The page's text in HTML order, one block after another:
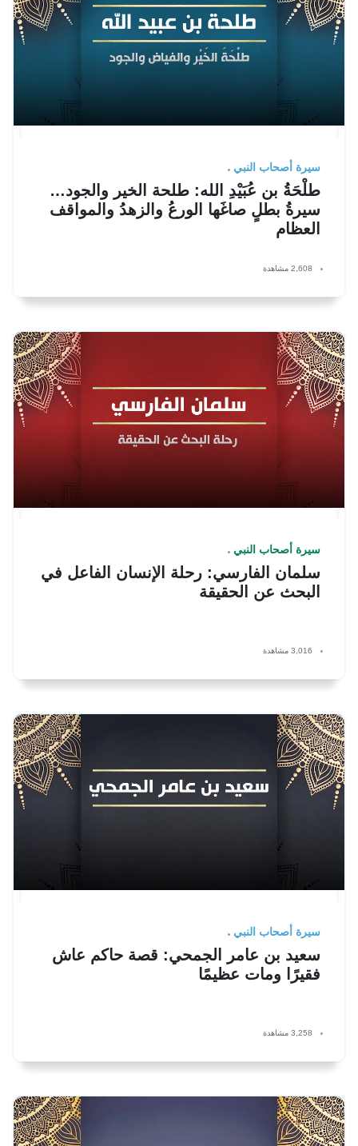
سيرة أصحاب النبي
طلْحَةُ بن عُبَيْدِ الله: طلحة الخير والجود…
سيرةُ بطلٍ صاغَها الورعُ والزهدُ والمواقف
العظام
2,608 مشاهدة
سيرة أصحاب النبي
سلمان الفارسي: رحلة الإنسان الفاعل في
البحث عن الحقيقة
3,016 مشاهدة
سيرة أصحاب النبي
سعيد بن عامر الجمحي: قصة حاكم عاش
فقيرًا ومات عظيمًا
3,258 مشاهدة